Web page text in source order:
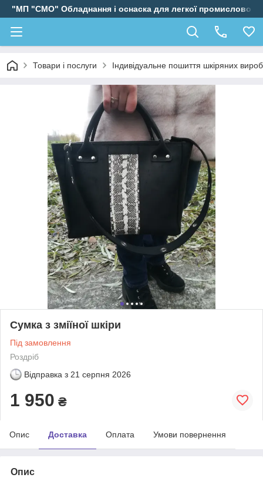
"МП "СМО" Обладнання і оснаска для легкої промисловості
Товари і послуги Індивідуальне пошиття шкіряних
Сумка з зміїної шкіри
Під замовлення
Роздріб
Відправка з 21 серпня 2026
1 950 ₴
Опис Доставка Оплата Умови повернення
Опис